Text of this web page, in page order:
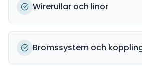
Wirerullar och linor
Bromssystem och